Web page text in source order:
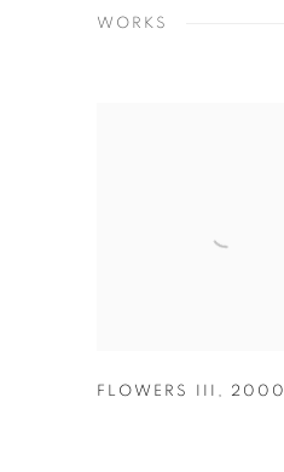
WORKS
FLOWERS III , 2000